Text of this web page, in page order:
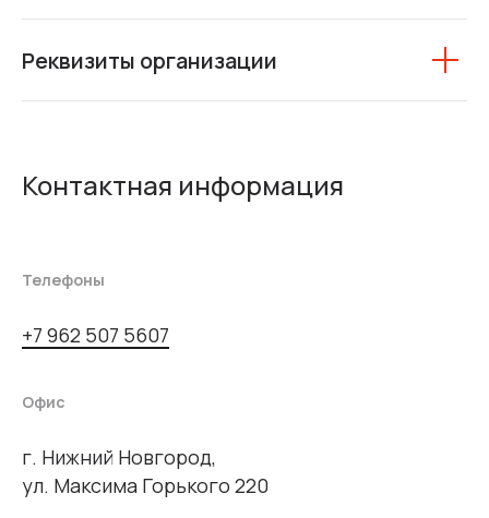
Реквизиты организации
Контактная информация
Телефоны
+7 962 507 5607
Офис
г. Нижний Новгород,
ул. Максима Горького 220